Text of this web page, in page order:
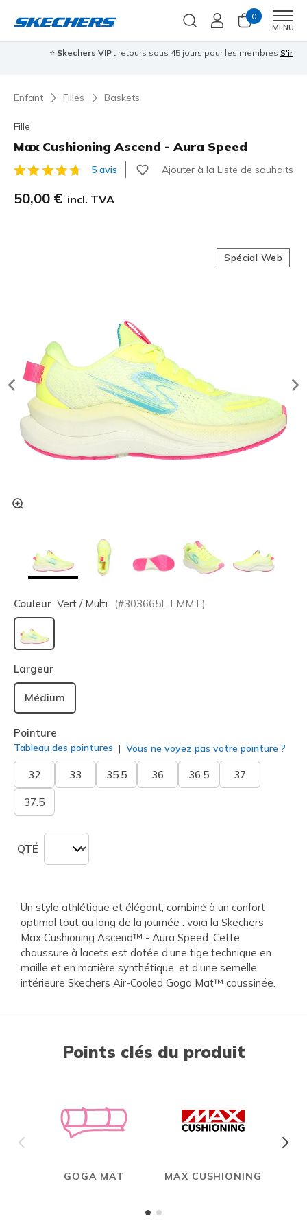
0
MENU
Skechers VIP :retours sous 45 jours pour les membresS'inscrire⭐
Enfant Filles Baskets
Fille
Max Cushioning Ascend - Aura Speed
Évaluation client 4,7 sur 5
5 avis Ajouter à la Liste de souhaits
50,00 € incl. TVA
Spécial Web
Couleur Vert / Multi (#303665L LMMT)
sélectionné
Largeur
Médium
Pointure
Tableau des pointures Vous ne voyez pas votre pointure ?
32 33 35.5 36 36.5 37
37.5
QTÉ
Un style athlétique et élégant, combiné à un confort
optimal tout au long de la journée : voici la Skechers
Max Cushioning Ascend™ - Aura Speed. Cette
chaussure à lacets est dotée d’une tige technique en
maille et en matière synthétique, et d’une semelle
intérieure Skechers Air-Cooled Goga Mat™ coussinée.
Points clés du produit
GOGA MAT
MAX CUSHIONING